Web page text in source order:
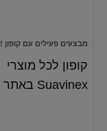
מבצעים פעילים עם קופון !
קופון לכל מוצרי
Suavinex באתר Ksp